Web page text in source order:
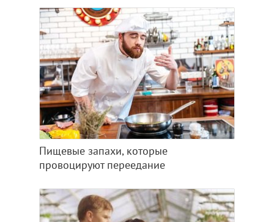
Пищевые запахи, которые
провоцируют переедание